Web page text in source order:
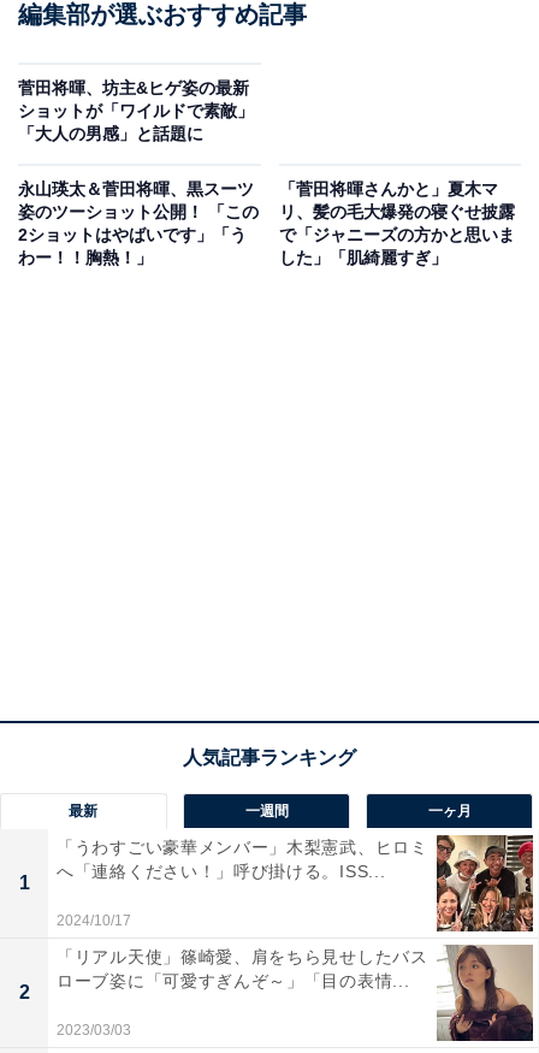
編集部が選ぶおすすめ記事
菅田将暉、坊主&ヒゲ姿の最新
ショットが「ワイルドで素敵」
「大人の男感」と話題に
永山瑛太＆菅田将暉、黒スーツ
姿のツーショット公開！ 「この
2ショットはやばいです」「う
わー！！胸熱！」
「菅田将暉さんかと」夏木マ
リ、髪の毛大爆発の寝ぐせ披露
で「ジャニーズの方かと思いま
した」「肌綺麗すぎ」
最新 一週間 一ヶ月
1
「うわすごい豪華メンバー」木梨憲武、ヒロミ
へ「連絡ください！」呼び掛ける。ISS...
2024/10/17
2
「リアル天使」篠崎愛、肩をちら見せしたバス
ローブ姿に「可愛すぎんぞ～」「目の表情...
2023/03/03